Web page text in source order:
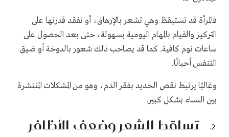
فالمرأة قد تستيقظ وهي تشعر بالإرهاق، أو تفقد قدرتها على
التركيز والقيام بالمهام اليومية بسهولة، حتى بعد الحصول على
ساعات نوم كافية. كما قد يصاحب ذلك شعور بالدوخة أو ضيق
التنفس أحيانًا.
وغالبًا يرتبط نقص الحديد بفقر الدم، وهو من المشكلات المنتشرة
بين النساء بشكل كبير.
تساقط الشعر وضعف الأظافر